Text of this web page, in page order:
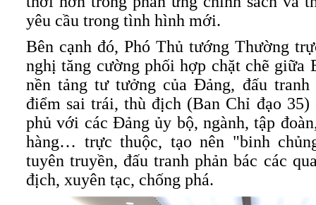
yêu cầu trong tình hình mới.
Bên cạnh đó, Phó Thủ tướng Thường
nghị tăng cường phối hợp chặt chẽ giữa
nền tảng tư tưởng của Đảng, đấu tranh
điểm sai trái, thù địch (Ban Chỉ đạo
phủ với các Đảng ủy bộ, ngành, tập
hàng… trực thuộc, tạo nên "binh
tuyên truyền, đấu tranh phản bác các
địch, xuyên tạc, chống phá.